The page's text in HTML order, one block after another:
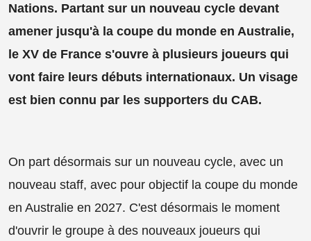
Nations. Partant sur un nouveau cycle devant
amener jusqu'à la coupe du monde en Australie,
le XV de France s'ouvre à plusieurs joueurs qui
vont faire leurs débuts internationaux. Un visage
est bien connu par les supporters du CAB.
On part désormais sur un nouveau cycle, avec un
nouveau staff, avec pour objectif la coupe du monde
en Australie en 2027. C'est désormais le moment
d'ouvrir le groupe à des nouveaux joueurs qui